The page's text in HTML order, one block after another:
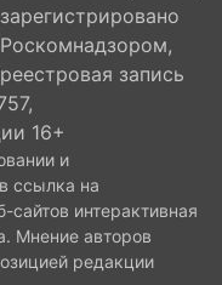
зарегистрировано
Роскомнадзором,
реестровая запись
16+
и
ссылка на
сайтов интерактивная
Мнение авторов
редакции